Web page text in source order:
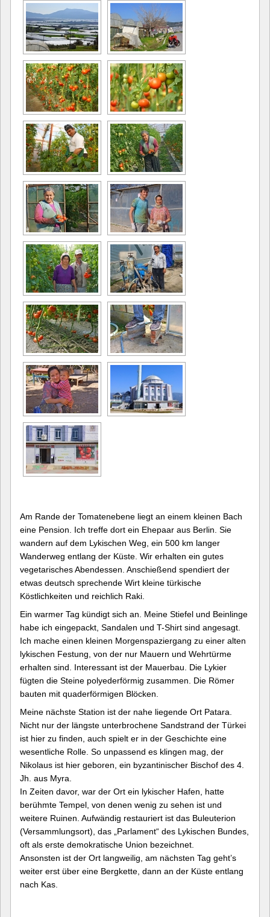
Am Rande der Tomatenebene liegt an einem kleinen Bach
eine Pension. Ich treffe dort ein Ehepaar aus Berlin. Sie
wandern auf dem Lykischen Weg, ein 500 km langer
Wanderweg entlang der Küste. Wir erhalten ein gutes
vegetarisches Abendessen. Anschießend spendiert der
etwas deutsch sprechende Wirt kleine türkische
Köstlichkeiten und reichlich Raki.
Ein warmer Tag kündigt sich an. Meine Stiefel und Beinlinge
habe ich eingepackt, Sandalen und T-Shirt sind angesagt.
Ich mache einen kleinen Morgenspaziergang zu einer alten
lykischen Festung, von der nur Mauern und Wehrtürme
erhalten sind. Interessant ist der Mauerbau. Die Lykier
fügten die Steine polyederförmig zusammen. Die Römer
bauten mit quaderförmigen Blöcken.
Meine nächste Station ist der nahe liegende Ort Patara.
Nicht nur der längste unterbrochene Sandstrand der Türkei
ist hier zu finden, auch spielt er in der Geschichte eine
wesentliche Rolle. So unpassend es klingen mag, der
Nikolaus ist hier geboren, ein byzantinischer Bischof des 4.
Jh. aus Myra.
In Zeiten davor, war der Ort ein lykischer Hafen, hatte
berühmte Tempel, von denen wenig zu sehen ist und
weitere Ruinen. Aufwändig restauriert ist das Buleuterion
(Versammlungsort), das „Parlament“ des Lykischen Bundes,
oft als erste demokratische Union bezeichnet.
Ansonsten ist der Ort langweilig, am nächsten Tag geht’s
weiter erst über eine Bergkette, dann an der Küste entlang
nach Kas.